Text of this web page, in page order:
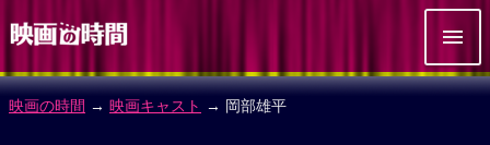
映画の時間 → 映画キャスト → 岡部雄平